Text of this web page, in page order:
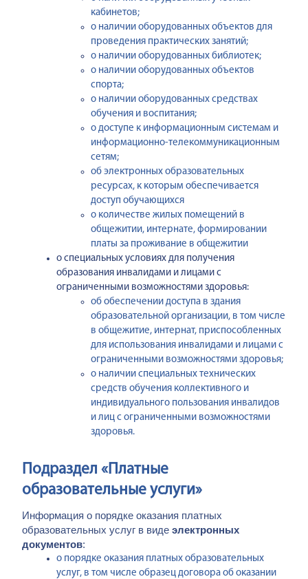
кабинетов;
о наличии оборудованных объектов для
проведения практических занятий;
о наличии оборудованных библиотек;
о наличии оборудованных объектов
спорта;
о наличии оборудованных средствах
обучения и воспитания;
о доступе к информационным системам и
информационно-телекоммуникационным
сетям;
об электронных образовательных
ресурсах, к которым обеспечивается
доступ обучающихся
о количестве жилых помещений в
общежитии, интернате, формировании
платы за проживание в общежитии
о специальных условиях для получения
образования инвалидами и лицами с
ограниченными возможностями здоровья:
об обеспечении доступа в здания
образовательной организации, в том числе
в общежитие, интернат, приспособленных
для использования инвалидами и лицами с
ограниченными возможностями здоровья;
о наличии специальных технических
средств обучения коллективного и
индивидуального пользования инвалидов
и лиц с ограниченными возможностями
здоровья.
Подраздел «Платные
образовательные услуги»
Информация о порядке оказания платных
образовательных услуг в виде электронных
документов:
о порядке оказания платных образовательных
услуг, в том числе образец договора об оказании